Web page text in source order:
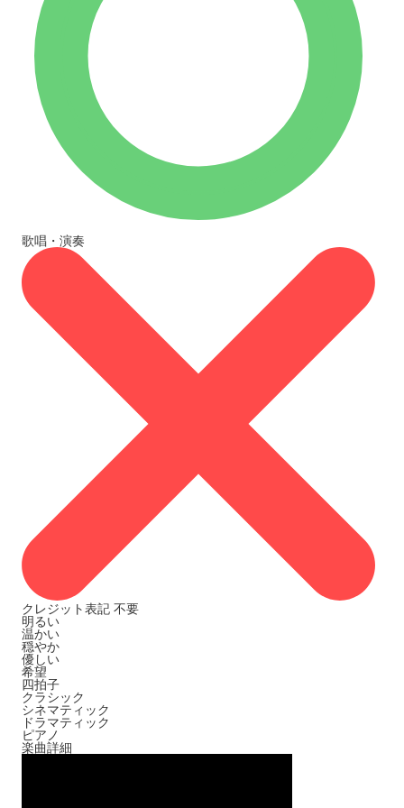
歌唱・演奏
クレジット表記 不要
明るい
温かい
穏やか
優しい
希望
四拍子
クラシック
シネマティック
ドラマティック
ピアノ
楽曲詳細